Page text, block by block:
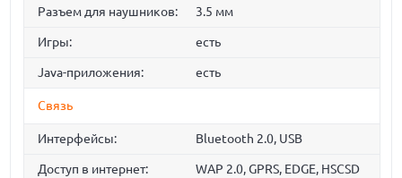
Разъем для наушников: 3.5 мм
Игры: есть
Java-приложения: есть
Связь
Интерфейсы: Bluetooth 2.0, USB
Доступ в интернет: WAP 2.0, GPRS, EDGE, HSCSD